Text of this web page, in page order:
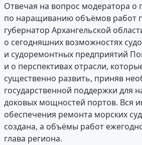
Отвечая на вопрос модератора о
по наращиванию объёмов работ
губернатор Архангельской
о сегодняшних возможностях
и судоремонтных предприятий
и о перспективах отрасли,
существенно развить, приняв
государственной поддержки для
доковых мощностей портов. Вся
обеспечения ремонта морских
создана, а объёмы работ
глава региона.